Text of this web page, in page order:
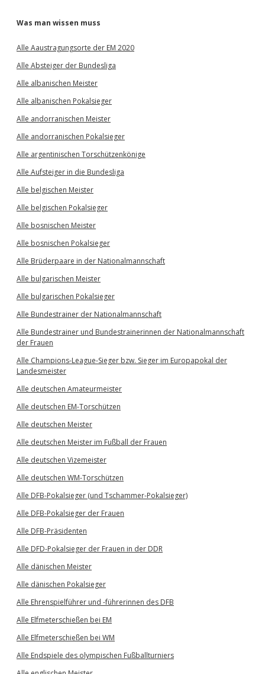
Was man wissen muss
Alle Aaustragungsorte der EM 2020
Alle Absteiger der Bundesliga
Alle albanischen Meister
Alle albanischen Pokalsieger
Alle andorranischen Meister
Alle andorranischen Pokalsieger
Alle argentinischen Torschützenkönige
Alle Aufsteiger in die Bundesliga
Alle belgischen Meister
Alle belgischen Pokalsieger
Alle bosnischen Meister
Alle bosnischen Pokalsieger
Alle Brüderpaare in der Nationalmannschaft
Alle bulgarischen Meister
Alle bulgarischen Pokalsieger
Alle Bundestrainer der Nationalmannschaft
Alle Bundestrainer und Bundestrainerinnen der Nationalmannschaft
der Frauen
Alle Champions-League-Sieger bzw. Sieger im Europapokal der
Landesmeister
Alle deutschen Amateurmeister
Alle deutschen EM-Torschützen
Alle deutschen Meister
Alle deutschen Meister im Fußball der Frauen
Alle deutschen Vizemeister
Alle deutschen WM-Torschützen
Alle DFB-Pokalsieger (und Tschammer-Pokalsieger)
Alle DFB-Pokalsieger der Frauen
Alle DFB-Präsidenten
Alle DFD-Pokalsieger der Frauen in der DDR
Alle dänischen Meister
Alle dänischen Pokalsieger
Alle Ehrenspielführer und -führerinnen des DFB
Alle Elfmeterschießen bei EM
Alle Elfmeterschießen bei WM
Alle Endspiele des olympischen Fußballturniers